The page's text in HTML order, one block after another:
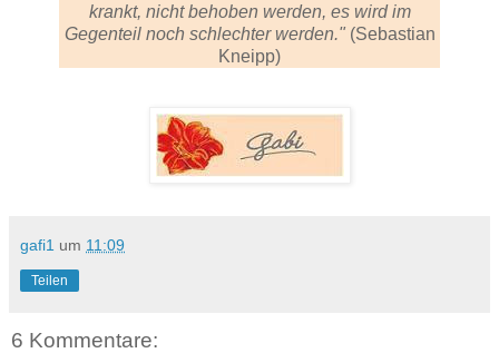
krankt, nicht behoben werden, es wird im
Gegenteil noch schlechter werden." (Sebastian
Kneipp)
gafi1 um 11:09
Teilen
6 Kommentare: